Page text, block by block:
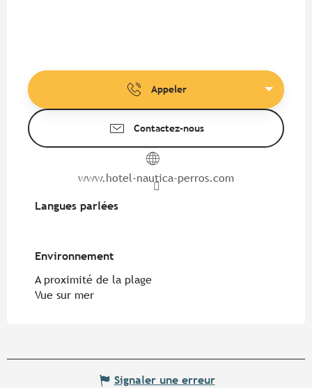
Appeler
Contactez-nous
www.hotel-nautica-perros.com
Langues parlées
Langues parlées
Environnement
Environnement
A proximité de la plage
Vue sur mer
Signaler une erreur